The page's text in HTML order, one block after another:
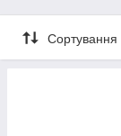
Сортування